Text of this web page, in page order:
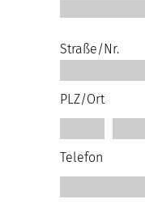
Straße/Nr.
PLZ/Ort
Telefon